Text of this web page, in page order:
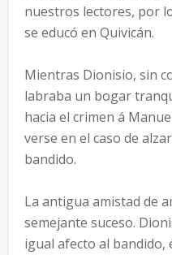
nuestros lectores, por
se educó en Quivicán.
Mientras Dionisio, sin
labraba un bogar
hacia el crimen á
verse en el caso de
bandido.
La antigua amistad de
semejante suceso.
igual afecto al bandido,